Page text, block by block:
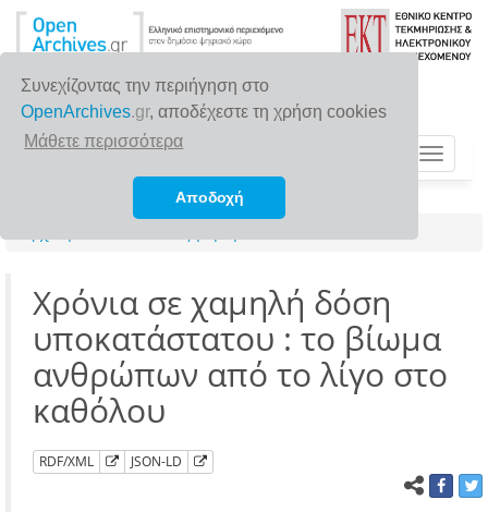
Συνεχίζοντας την περιήγηση στο
OpenArchives.gr, αποδέχεστε τη χρήση cookies
Μάθετε περισσότερα
Αποδοχή
Toggle
Χρόνια σε χαμηλή δόση
υποκατάστατου : το βίωμα
ανθρώπων από το λίγο στο
καθόλου
RDF/XML JSON-LD